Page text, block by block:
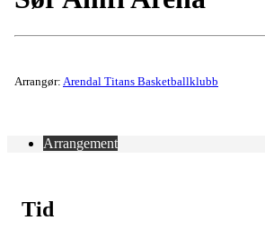
Arrangør: Arendal Titans Basketballklubb
Arrangement
Tid